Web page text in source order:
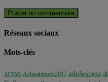
Réseaux sociaux
Mots-clés
ACFAS Acfasalimado2017 adolescent